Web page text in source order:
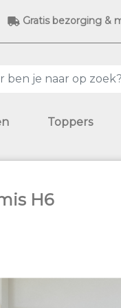
Gratis bezorging &
Toppers
H6